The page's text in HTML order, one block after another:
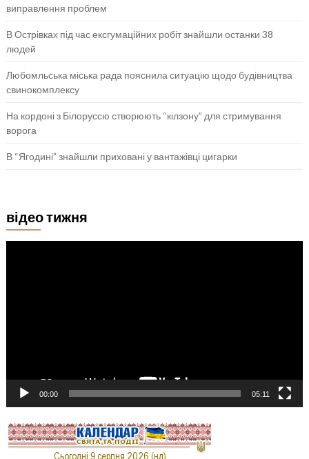
виправлення проблем
В Острівках під час ексгумаційних робіт знайшли останки 38
людей
Любомльська міська рада пояснила ситуацію щодо будівництва
свинокомплексу
На кордоні з Білоруссю створюють “кілзону” для стримування
ворога
В “Ягодині” знайшли приховані у вантажівці цигарки
відео тижня
00:00 05:11